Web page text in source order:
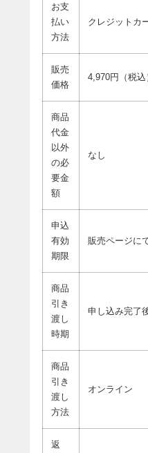
お支
払い
方法
クレジットカ
販売
価格
4,970円（税込
商品
代金
以外
の必
要金
額
なし
申込
有効
期限
販売ページに
商品
引き
渡し
時期
申し込み完了
商品
引き
渡し
方法
オンライン
返